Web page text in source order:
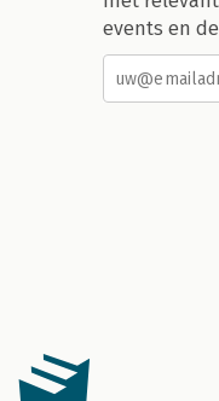
events en